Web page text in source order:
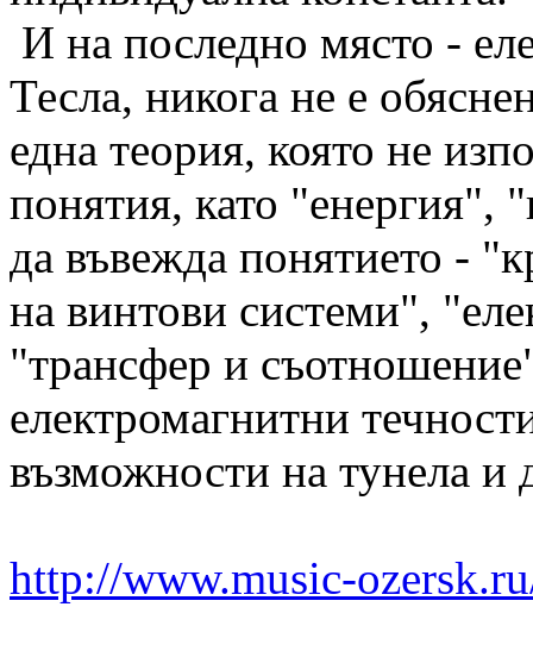
И на последно място -
Тесла, никога не е
една теория, която не
понятия, като "енергия",
да въвежда понятието -
на винтови системи",
"трансфер и
електромагнитни
възможности на тунела и
http://www.music-